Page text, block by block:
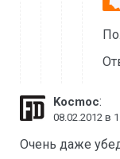
Kocmoc:
08.02.2012 в
Очень даже